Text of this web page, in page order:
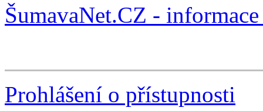
ŠumavaNet.CZ -
Prohlášení o přístupnosti